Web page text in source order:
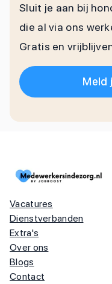
Sluit je aan bij
die al via ons
Gratis en
Meld
Vacatures
Dienstverbanden
Extra's
Over ons
Blogs
Contact